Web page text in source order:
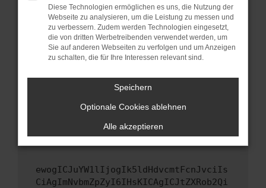
sind.
Veraltete Software birgt nicht nur ein
Sicherheitsrisiko, sondern kann auch dazu
führen, dass bestimmte Funktionen nicht mehr
unterstützt werden.
Wende dich an den Webseitenbetreiber.
Wenn du alle oben genannten Schritte versucht
hast, kontaktiere uns bitte. Wir werden
versuchen, das Problem zu beheben. Du kannst
uns diesen Text schicken, um uns bei der
ewogICJuYW1lIjogIk5ldHdvcmtFcnJvciIs
CiAgImNvbmZpZyI6IHsKICAgICJtZXRob2Qi
Diese Technologien ermöglichen es uns, die Nutzung der
Webseite zu analysieren, um die Leistung zu messen und
zu verbessern. Zudem werden Technologien eingesetzt,
die von dritten Werbetreibenden verwendet werden, um
Sie auf anderen Webseiten zu verfolgen und um Anzeigen
zu schalten, die für Ihre Interessen relevant sind.
Speichern
Optionale Cookies ablehnen
Alle akzeptieren